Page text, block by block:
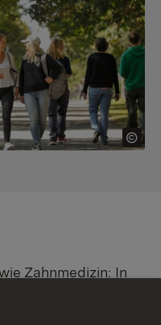
Zahnmedizin: In